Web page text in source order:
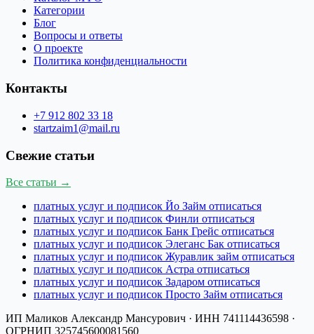
Категории
Блог
Вопросы и ответы
О проекте
Политика конфиденциальности
Контакты
+7 912 802 33 18
startzaim1@mail.ru
Свежие статьи
Все статьи →
платных услуг и подписок Йо Займ отписаться
платных услуг и подписок Финли отписаться
платных услуг и подписок Банк Грейс отписаться
платных услуг и подписок Элеганс Бак отписаться
платных услуг и подписок Журавлик займ отписаться
платных услуг и подписок Астра отписаться
платных услуг и подписок Задаром отписаться
платных услуг и подписок Просто Займ отписаться
ИП Маликов Александр Мансурович · ИНН 741114436598 ·
ОГРНИП 325745600081560